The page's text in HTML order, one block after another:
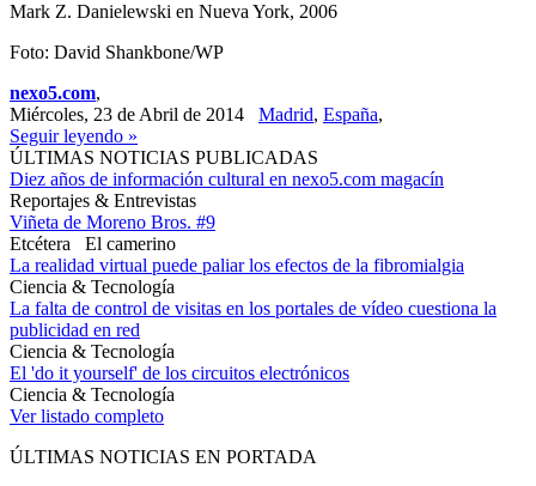
Mark Z. Danielewski en Nueva York, 2006
Foto: David Shankbone/WP
nexo5.com,
Miércoles, 23 de Abril de 2014 Madrid, España,
Seguir leyendo »
ÚLTIMAS NOTICIAS PUBLICADAS
Diez años de información cultural en nexo5.com magacín
Reportajes & Entrevistas
Viñeta de Moreno Bros. #9
Etcétera
El camerino
La realidad virtual puede paliar los efectos de la fibromialgia
Ciencia & Tecnología
La falta de control de visitas en los portales de vídeo cuestiona la
publicidad en red
Ciencia & Tecnología
El 'do it yourself' de los circuitos electrónicos
Ciencia & Tecnología
Ver listado completo
ÚLTIMAS NOTICIAS EN PORTADA